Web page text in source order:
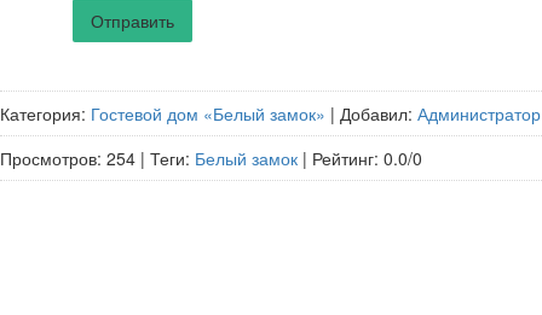
Отправить
Категория: Гостевой дом «Белый замок» | Добавил: Администратор
Просмотров: 254 | Теги: Белый замок | Рейтинг: 0.0/0